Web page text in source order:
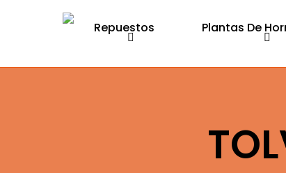
Repuestos Plantas De